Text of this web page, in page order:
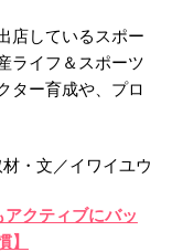
店しているスポー
ライフ＆スポーツ
ター育成や、プロ
・文／イワイユウ
クティブにバッ
】